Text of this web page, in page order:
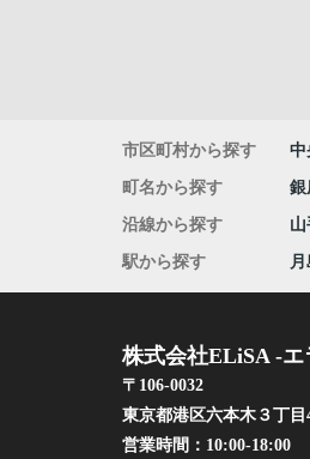
市区町村から探す 中
町名から探す 銀
沿線から探す
駅から探す 月
株式会社ELiSA -エ
〒106-0032
東京都港区六本木３丁
営業時間： 10:00-18:00